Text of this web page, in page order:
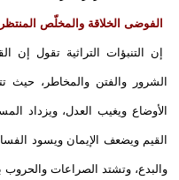
الفوضى الخلاقة والمخلّص المنتظر
إن التنبؤات التراثية تقول إن
الشرور والفتن والمخاطر، حيث
الأوضاع ويغيب العدل، ويزداد
القيم ويضعف الإيمان ويسود
والبدع، وتشتد الصراعات والحروب